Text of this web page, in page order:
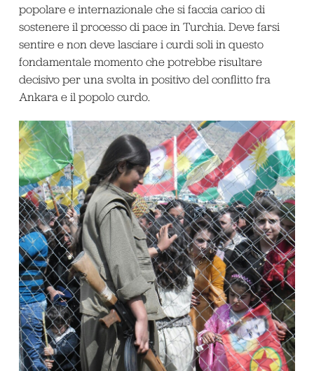
popolare e internazionale che si faccia carico di
sostenere il processo di pace in Turchia. Deve farsi
sentire e non deve lasciare i curdi soli in questo
fondamentale momento che potrebbe risultare
decisivo per una svolta in positivo del conflitto fra
Ankara e il popolo curdo.